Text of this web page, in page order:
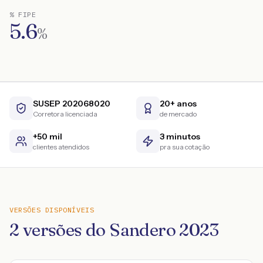
% FIPE
5.6%
SUSEP 202068020
Corretora licenciada
20+ anos
de mercado
+50 mil
clientes atendidos
3 minutos
pra sua cotação
VERSÕES DISPONÍVEIS
2versões do Sandero2023